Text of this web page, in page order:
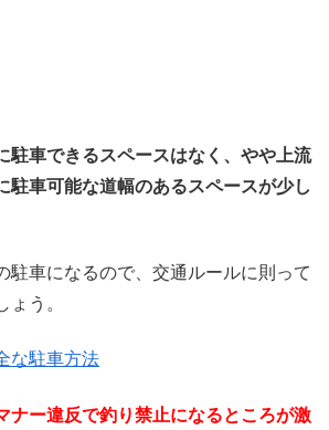
駐車できるスペースはなく、やや上流
駐車可能な道幅のあるスペースが少し
駐車になるので、交通ルールに則って
ょう。
な駐車方法
ナー違反で釣り禁止になるところが激